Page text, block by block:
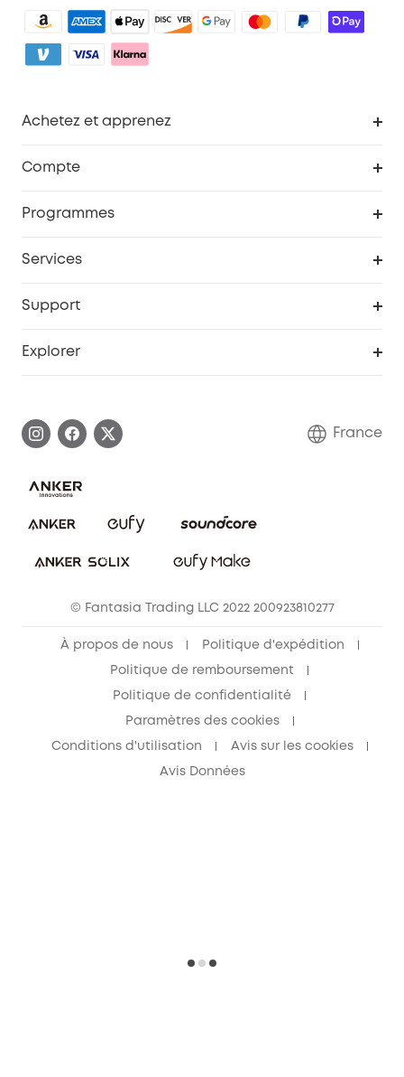
Achetez et apprenez
Compte
Programmes
Services
Support
Annuler la commande
Explorer
Communauté eufy Security
France
© Fantasia Trading LLC 2022 200923810277
À propos de nous Politique d'expédition
Politique de remboursement
Politique de confidentialité
Paramètres des cookies
Conditions d'utilisation Avis sur les cookies
Avis Données